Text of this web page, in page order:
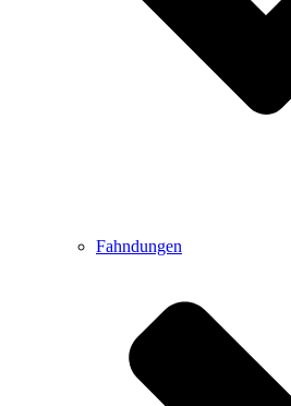
Fahndungen